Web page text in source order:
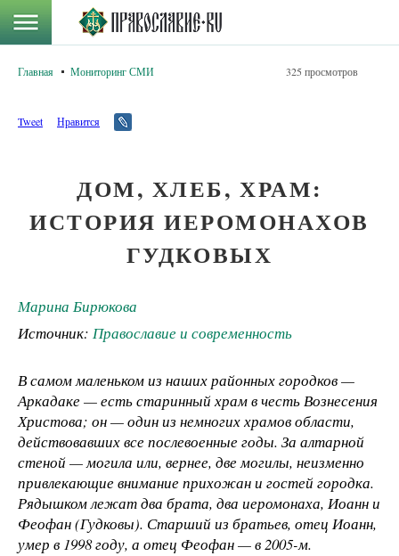
Главная Мониторинг СМИ 325 просмотров
Tweet Нравится
ДОМ, ХЛЕБ, ХРАМ:
ИСТОРИЯ ИЕРОМОНАХОВ
ГУДКОВЫХ
Марина Бирюкова
Источник: Православие и современность
В самом маленьком из наших районных городков —
Аркадаке — есть старинный храм в честь Вознесения
Христова; он — один из немногих храмов области,
действовавших все послевоенные годы. За алтарной
стеной — могила или, вернее, две могилы, неизменно
привлекающие внимание прихожан и гостей городка.
Рядышком лежат два брата, два иеромонаха, Иоанн и
Феофан (Гудковы). Старший из братьев, отец Иоанн,
умер в 1998 году, а отец Феофан — в 2005-м.